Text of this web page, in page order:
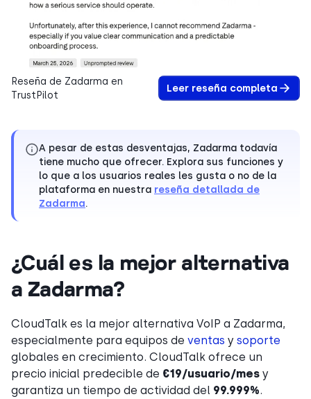
Reseña de Zadarma en
TrustPilot
Leer reseña completa
A pesar de estas desventajas, Zadarma todavía
tiene mucho que ofrecer. Explora sus funciones y
lo que a los usuarios reales les gusta o no de la
plataforma en nuestra reseña detallada de
Zadarma.
¿Cuál es la mejor alternativa
a Zadarma?
CloudTalk es la mejor alternativa VoIP a Zadarma,
especialmente para equipos de ventas y soporte
globales en crecimiento. CloudTalk ofrece un
precio inicial predecible de €19/usuario/mes y
garantiza un tiempo de actividad del 99.999%.